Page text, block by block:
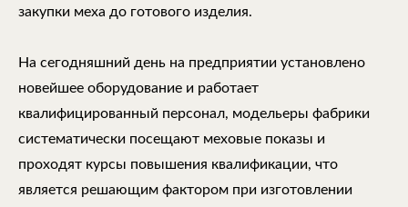
закупки меха до готового изделия.
На сегодняшний день на предприятии установлено
новейшее оборудование и работает
квалифицированный персонал, модельеры фабрики
систематически посещают меховые показы и
проходят курсы повышения квалификации, что
является решающим фактором при изготовлении